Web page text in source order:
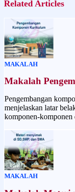
Related Articles
MAKALAH
Makalah
Pengembangan
menjelaskan latar
komponen-
MAKALAH